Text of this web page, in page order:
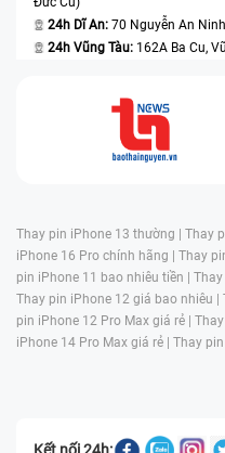
24h Dĩ An: 70 Nguyễn An
24h Vũng Tàu: 162A Ba Cu,
Thay pin iPhone 13 thường | Thay
iPhone 16 Pro chính hãng | Thay
pin iPhone 11 bao nhiêu tiền |
Thay pin iPhone 12 giá bao nhiêu |
pin iPhone 12 Pro Max giá rẻ |
iPhone 14 Pro Max giá rẻ | Thay